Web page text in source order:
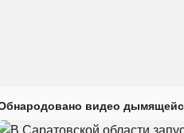
видео